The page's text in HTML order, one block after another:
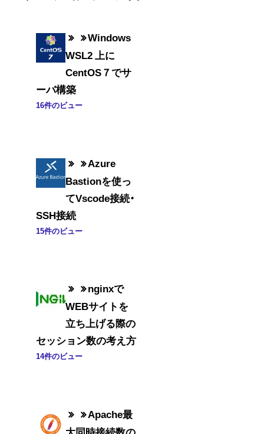
Windows
WSL2 上に
CentOS７でサ
ーバ構築
16件のビュー
Azure
Bastionを使っ
てVscode接続・
SSH接続
15件のビュー
nginxで
WEBサイトを
立ち上げる際の
セッション数の考え方
14件のビュー
Apache最